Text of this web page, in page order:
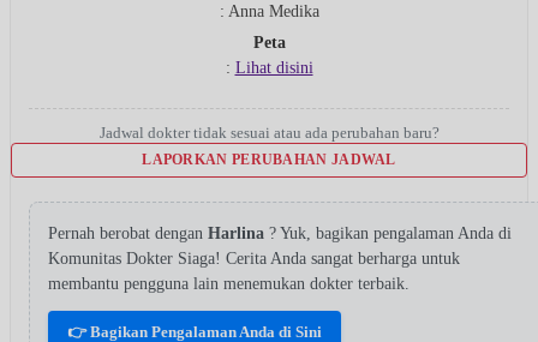
: Anna Medika
Peta
: Lihat disini
Jadwal dokter tidak sesuai atau ada perubahan baru?
LAPORKAN PERUBAHAN JADWAL
Pernah berobat dengan Harlina ? Yuk, bagikan pengalaman Anda di
Komunitas Dokter Siaga! Cerita Anda sangat berharga untuk
membantu pengguna lain menemukan dokter terbaik.
👉 Bagikan Pengalaman Anda di Sini